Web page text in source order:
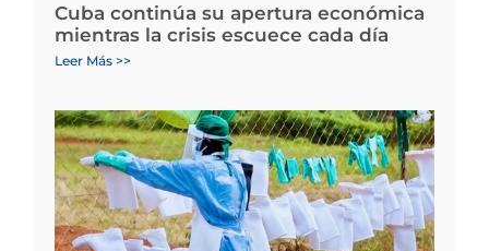
Cuba continúa su apertura económica
mientras la crisis escuece cada día
Leer Más >>